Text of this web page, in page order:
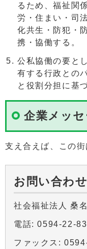
るため、福祉関
労・住まい・司
化共生・防犯・
携・協働する。
公私協働の要と
有する行政との
と役割分担に基
企業メッ
支え合えば、この
お問い合わせ
社会福祉法人 桑
電話: 0594-22-
ファックス: